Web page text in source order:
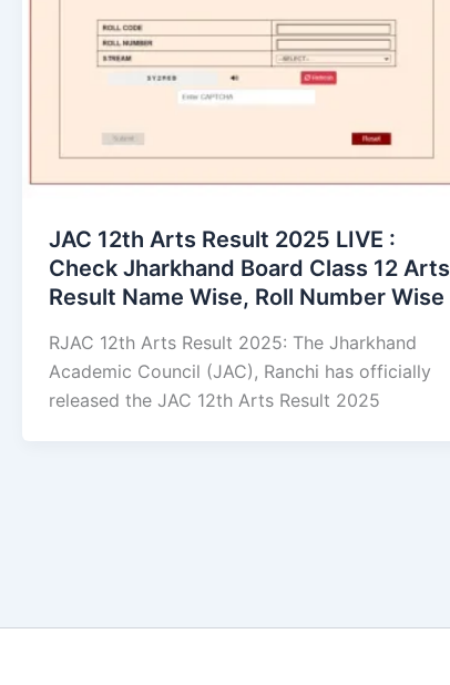
JAC 12th Arts Result 2025 LIVE :
Check Jharkhand Board Class 12 Arts
Result Name Wise, Roll Number Wise
RJAC 12th Arts Result 2025: The Jharkhand
Academic Council (JAC), Ranchi has officially
released the JAC 12th Arts Result 2025